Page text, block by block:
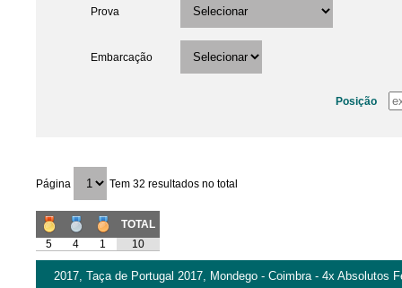
Prova
Embarcação
Posição
Página Tem 32 resultados no total
TOTAL
5
4 1 10
2017, Taça de Portugal 2017, Mondego - Coimbra - 4x Absolutos